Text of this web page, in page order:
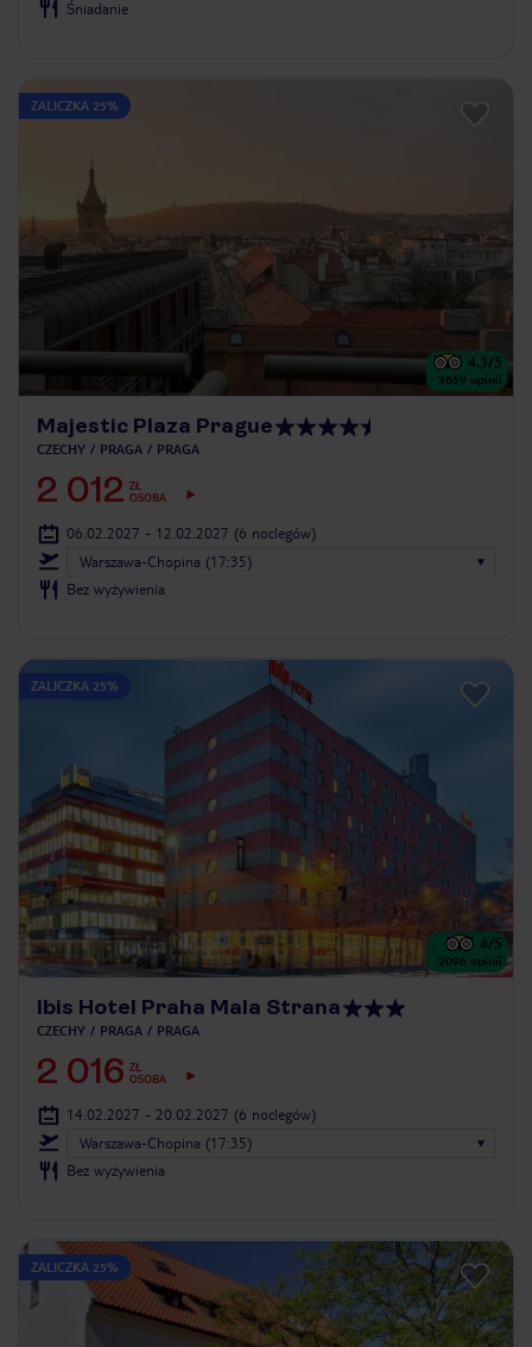
Śniadanie
ZALICZKA 25%
4.3/5
3659 opinii
Majestic Plaza Prague
CZECHY PRAGA PRAGA
2 012 ZŁ
OSOBA
06.02.2027 - 12.02.2027 (6 noclegów)
Warszawa-Chopina (17:35)
Bez wyżywienia
ZALICZKA 25%
4/5
2096 opinii
Ibis Hotel Praha Mala Strana
CZECHY PRAGA PRAGA
2 016 ZŁ
OSOBA
14.02.2027 - 20.02.2027 (6 noclegów)
Warszawa-Chopina (17:35)
Bez wyżywienia
ZALICZKA 25%